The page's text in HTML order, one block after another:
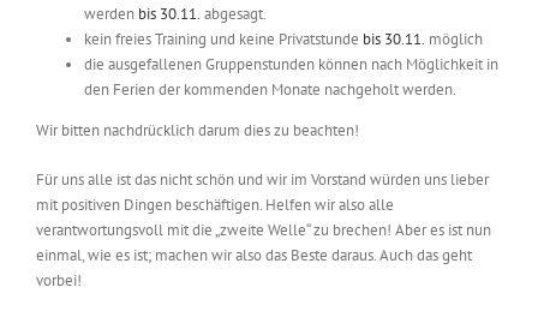
werden bis 30.11. abgesagt.
kein freies Training und keine Privatstunde bis 30.11. möglich
die ausgefallenen Gruppenstunden können nach Möglichkeit in
den Ferien der kommenden Monate nachgeholt werden.
Wir bitten nachdrücklich darum dies zu beachten!
Für uns alle ist das nicht schön und wir im Vorstand würden uns lieber
mit positiven Dingen beschäftigen. Helfen wir also alle
verantwortungsvoll mit die „zweite Welle“ zu brechen! Aber es ist nun
einmal, wie es ist; machen wir also das Beste daraus. Auch das geht
vorbei!